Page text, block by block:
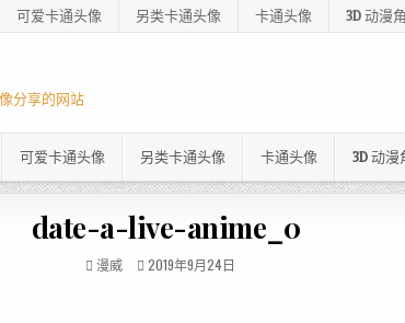
可爱卡通头像 另类卡通头像 卡通头像 3D 动漫
分享的网站
可爱卡通头像 另类卡通头像 卡通头像 3D 动漫
date-a-live-anime_0
漫威 2019年9月24日